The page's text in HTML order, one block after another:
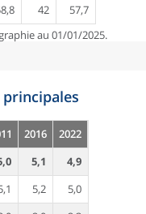
42
57,7
au 01/01/2025.
principales
2016
2022
5,1
4,9
5,2
5,0